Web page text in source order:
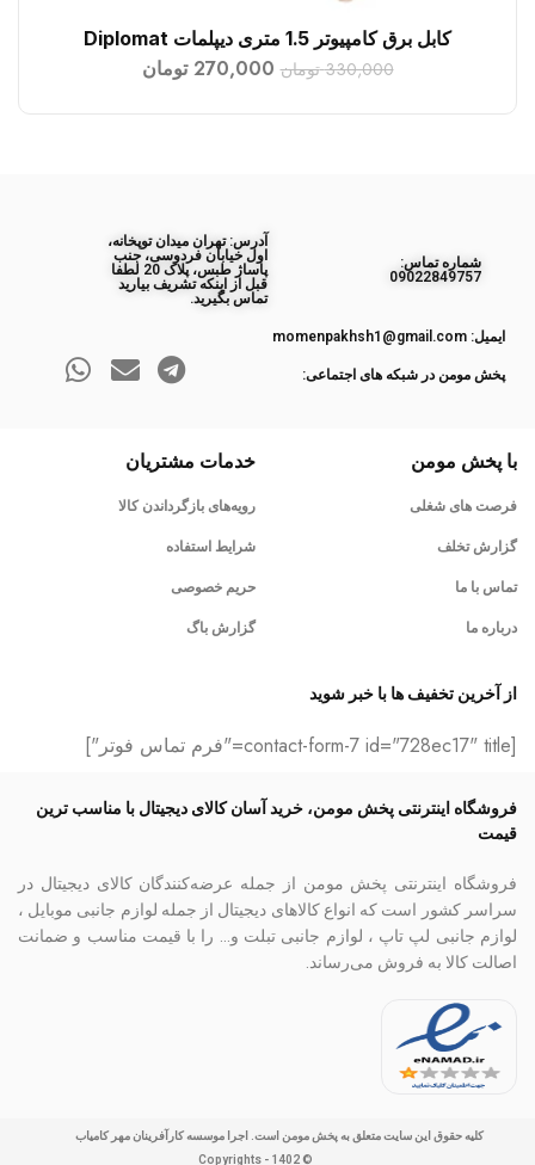
افزودن به سبد خریدکابل برق کامپیوتر 1.5 متری دیپلمات Diplomat
330,000 تومان 270,000 تومان
ﺷﻤﺎره ﺗﻤﺎس:
09022849757
آدرس: تهران میدان توپخانه،
اول خیابان فردوسی، جنب
پاساژ طبس، پلاک 20 لطفا
قبل از اینکه تشریف بیارید
تماس بگیرید.
ایمیل: momenpakhsh1@gmail.com
پخش مومن در شبکه های اجتماعی:
با پخش مومن
فرصت های شغلی
گزارش تخلف
تماس با ما
درباره ما
خدمات مشتریان
رویه‌های بازگرداندن کالا
شرایط استفاده
حریم خصوصی
گزارش باگ
از آخرین تخفیف ها با خبر شوید
[contact-form-7 id="728ec17" title="فرم تماس فوتر"]
فروشگاه اینترنتی پخش مومن، خرید آسان کالای دیجیتال با مناسب ترین
قیمت
فروشگاه اینترنتی پخش مومن از جمله عرضه‌کنندگان کالای دیجیتال در
سراسر کشور است که انواع کالاهای دیجیتال از جمله لوازم جانبی موبایل ،
لوازم جانبی لپ تاپ ، لوازم جانبی تبلت و… را با قیمت مناسب و ضمانت
اصالت کالا به فروش می‌رساند.
کلیه حقوق این سایت متعلق به پخش مومن است. اجرا موسسه کارآفرینان مهر کامیاب
© Copyrights - 1402